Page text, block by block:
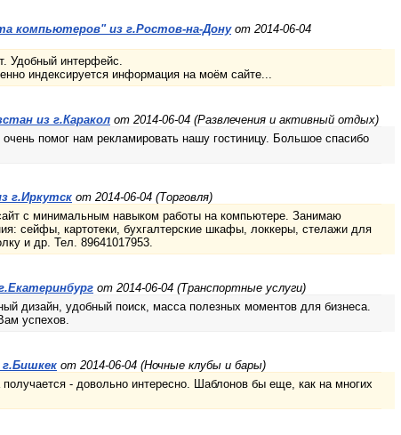
компьютеров" из г.Ростов-на-Донуот 2014-06-04
Удобный интерфейс.
индексируется информация на моём сайте...
из г.Каракол от 2014-06-04 (Развлечения и активный отдых)
помог нам рекламировать нашу гостиницу. Большое спасибо
г.Иркутск от 2014-06-04 (Торговля)
с минимальным навыком работы на компьютере. Занимаю
сейфы, картотеки, бухгалтерские шкафы, локкеры, стелажи для
и др. Тел. 89641017953.
от 2014-06-04 (Транспортные услуги)
дизайн, удобный поиск, масса полезных моментов для бизнеса.
успехов.
г.Бишкек от 2014-06-04 (Ночные клубы и бары)
получается - довольно интересно. Шаблонов бы еще, как на многих